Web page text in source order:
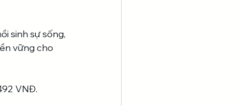
sinh sự sống,
vững cho
VNĐ.